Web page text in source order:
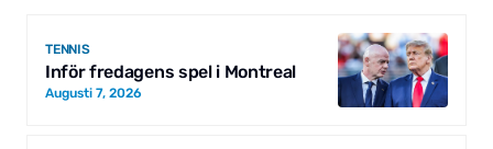
TENNIS
Inför fredagens spel i Montreal
Augusti 7, 2026